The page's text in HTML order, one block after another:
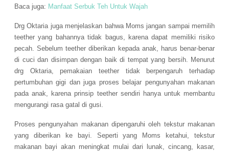
Baca juga: Manfaat Serbuk Teh Untuk Wajah
Drg Oktaria juga menjelaskan bahwa Moms jangan sampai memilih
teether yang bahannya tidak bagus, karena dapat memiliki risiko
pecah. Sebelum teether diberikan kepada anak, harus benar-benar
di cuci dan disimpan dengan baik di tempat yang bersih. Menurut
drg Oktaria, pemakaian teether tidak berpengaruh terhadap
pertumbuhan gigi dan juga proses belajar pengunyahan makanan
pada anak, karena prinsip teether sendiri hanya untuk membantu
mengurangi rasa gatal di gusi.
Proses pengunyahan makanan dipengaruhi oleh tekstur makanan
yang diberikan ke bayi. Seperti yang Moms ketahui, tekstur
makanan bayi akan meningkat mulai dari lunak, cincang, kasar,